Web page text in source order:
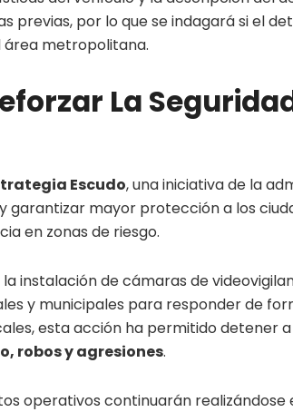
previas, por lo que se indagará si el
área metropolitana.
La
Escudo, una iniciativa de la
y garantizar mayor protección a los
en zonas de riesgo.
instalación de cámaras de
y municipales para responder de
esta acción ha permitido detener
robos y agresiones.
operativos continuarán realizándose